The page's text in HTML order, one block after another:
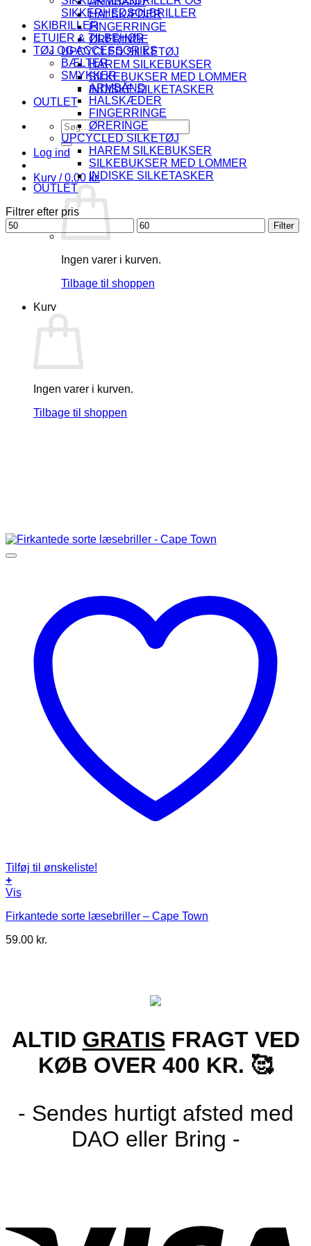
HALSKÆDER
FINGERRINGE
ØRERINGE
UPCYCLED SILKETØJ
HAREM SILKEBUKSER
SILKEBUKSER MED LOMMER
INDISKE SILKETASKER
OUTLET
Søg
efter:
Log ind
Kurv /0.00 kr.
Ingen varer i kurven.
Tilbage til shoppen
Kurv
Ingen varer i kurven.
Tilbage til shoppen
SIKKERHEDSOLBRILLER
SKIBRILLER
ETUIER & TILBEHØR
TØJ OG ACCESSORIES
BÆLTER
SMYKKER
ARMBÅND
HALSKÆDER
FINGERRINGE
ØRERINGE
UPCYCLED SILKETØJ
HAREM SILKEBUKSER
SILKEBUKSER MED LOMMER
INDISKE SILKETASKER
OUTLET
Filtrer efter pris
Mindste
pris
Højeste
pris
Filter
Tilføj til ønskeliste!
+
Dette
har
varianter.
Vis
Firkantede sorte læsebriller – Cape Town
59.00 kr.
ALTID GRATIS FRAGT VED
KØB OVER 400 KR. 🥰
- Sendes hurtigt afsted med
DAO eller Bring -